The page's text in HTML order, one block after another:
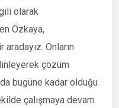
olarak
Özkaya,
aradayız. Onların
çözüm
bugüne kadar olduğu
çalışmaya devam